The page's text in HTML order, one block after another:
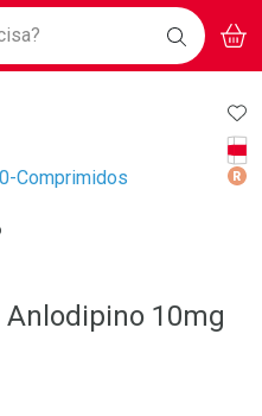
Ofertas Exclusivas!
BAIXE
O APP
BUSCAR
Anlodipino 10mg